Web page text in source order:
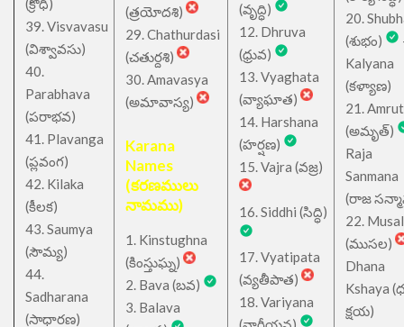
(క్రోధి)
39. Visvavasu
(విశ్వావసు)
40.
Parabhava
(పరాభవ)
41. Plavanga
(ప్లవంగ)
42. Kilaka
(కీలక)
43. Saumya
(సౌమ్య)
44.
Sadharana
(సాధారణ)
(త్రయోదశి)
29. Chathurdasi
(చతుర్దశి)
30. Amavasya
(అమావాస్య)
Karana
Names
(కరణములు
నామము)
1. Kinstughna
(కింస్తుఘ్న)
2. Bava (బవ)
3. Balava
(వృద్ధి)
12. Dhruva
(ధ్రువ)
13. Vyaghata
(వ్యాఘాత)
14. Harshana
(హర్షణ)
15. Vajra (వజ్ర)
16. Siddhi (సిద్ధి)
17. Vyatipata
(వ్యతీపాత)
18. Variyana
20.
(శుభం)
Kalyana
(కళ్యాణ)
21.
(అమృత్)
Raja
Sanmana
(రాజ
22.
(ముసల)
Dhana
Kshaya
క్షయ)